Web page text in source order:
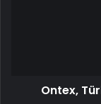
Ontex,